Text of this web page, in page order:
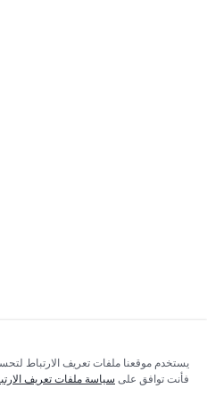
يستخدم موقعنا ملفات تعريف الارتباط
فأنت توافق على سياسة ملفات تعريف